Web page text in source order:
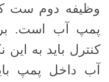
وظیفه دوم ست
پمپ آب است.
کنترل باید به
آب داخل پمپ